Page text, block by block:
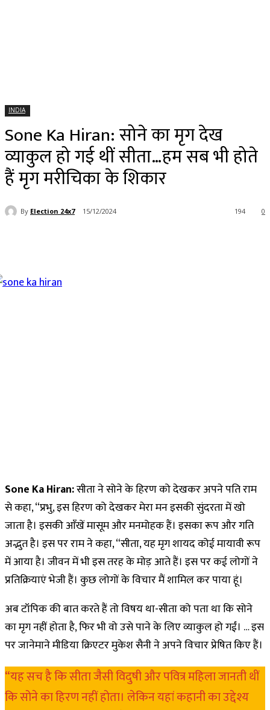
INDIA
Sone Ka Hiran: सोने का मृग देख
व्याकुल हो गई थीं सीता…हम सब भी होते
हैं मृग मरीचिका के शिकार
By Election 24x7 15/12/2024 0
194
Sone Ka Hiran:सीता ने सोने के हिरण को देखकर अपने पति राम
से कहा, “प्रभु, इस हिरण को देखकर मेरा मन इसकी सुंदरता में खो
जाता है। इसकी आँखें मासूम और मनमोहक हैं। इसका रूप और गति
अद्भुत है। इस पर राम ने कहा, “सीता, यह मृग शायद कोई मायावी रूप
में आया है। जीवन में भी इस तरह के मोड़ आते हैं। इस पर कई लोगों ने
प्रतिक्रियाएं भेजी हैं। कुछ लोगों के विचार मैं शामिल कर पाया हूं।
अब टॉपिक की बात करते हैं तो विषय था-सीता को पता था कि सोने
का मृग नहीं होता है, फिर भी वो उसे पाने के लिए व्याकुल हो गईं। … इस
पर जानेमाने मीडिया क्रिएटर मुकेश सैनी ने अपने विचार प्रेषित किए हैं।
“यह सच है कि सीता जैसी विदुषी और पवित्र महिला जानती थीं
कि सोने का हिरण नहीं होता। लेकिन यहां कहानी का उद्देश्य